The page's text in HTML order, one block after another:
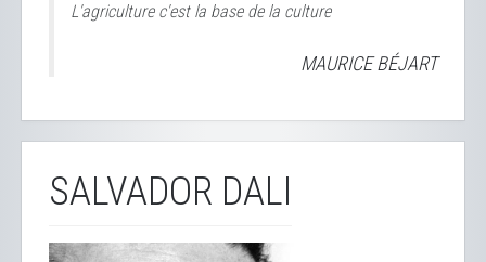
L'agriculture c'est la base de la culture
MAURICE BÉJART
SALVADOR DALI